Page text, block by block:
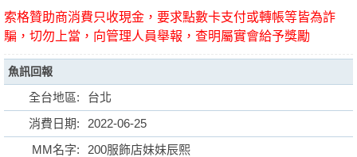
索格贊助商消費只收現金，要求點數卡支付或轉帳等皆為詐
騙，切勿上當，向管理人員舉報，查明屬實會給予獎勵
魚訊回報
全台地區:
台北
消費日期:
2022-06-25
MM名字:
200服飾店妹妹辰熙